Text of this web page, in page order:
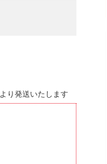
り発送いたします